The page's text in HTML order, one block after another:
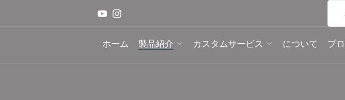
ホーム 製品紹介 カスタムサービス について ブ